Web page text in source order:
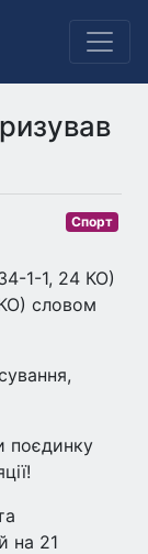
Спорт
1-1, 24 КО)
словом
поєдинку
на 21